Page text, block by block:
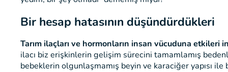
Bir hesap hatasının düşündürdükleri
Tarım ilaçları ve hormonların insan vücuduna etkileri
ilacı biz erişkinlerin gelişim sürecini tamamlamış
bebeklerin olgunlaşmamış beyin ve karaciğer yapısı